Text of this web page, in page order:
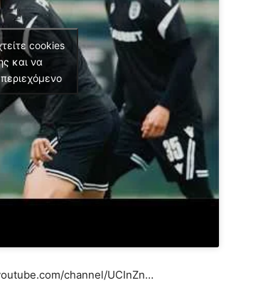
cookies
και να
channel/UCInZn…